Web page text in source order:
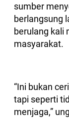
sumber
berlangsung
berulang kali
masyarakat.
“Ini bukan
tapi seperti
menjaga,”